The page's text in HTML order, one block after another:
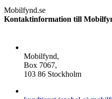
Mobilfynd.se
Kontaktinformation till
Mobilfynd,
Box 7067,
103 86 Stockholm